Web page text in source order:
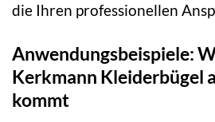
die Ihren professionellen
Anwendungsbeispiele:
Kerkmann Kleiderbügel
kommt